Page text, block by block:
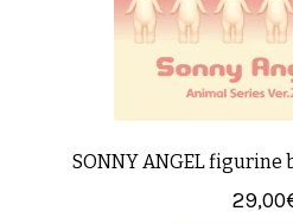
SONNY ANGEL figurine
29,00